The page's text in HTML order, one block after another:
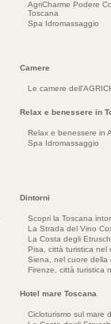
AgriCharme Podere
Toscana
Spa Idromassaggio
Camere
Le camere
Relax e benessere in
Relax e benessere in
Spa Idromassaggio
Dintorni
Scopri la Toscana
La Strada del Vino
La Costa degli
Pisa, città turistica nel
Siena, nel cuore della
Firenze, città turistica
Hotel mare Toscana
Cicloturismo sul mare